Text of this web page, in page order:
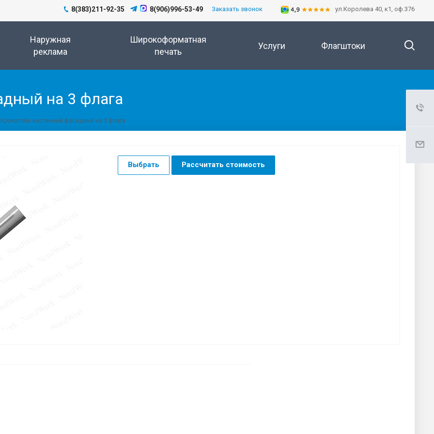
ул.Королева 40, к1, оф.376
8(383)211-92-35 8(906)996-53-49 Заказать звонок
Наружная
реклама
Широкоформатная
печать
Услуги Флагштоки
на 3 флага
Кронштейн настенный фасадный на 3 флага
Выбрать Рассчитать стоимость